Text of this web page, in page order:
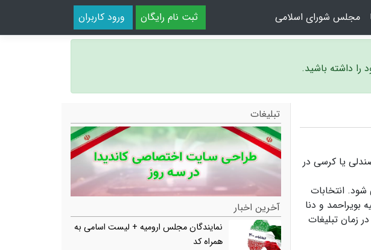
ثبت نام رایگان ورود کاربران مجلس شورای اسلامی
داشته باشید.
بویراحمد و دنا در استان کهگیلویه و بویراحمد واقع شده است. این حوزه دارای 1 صندلی یا کرسی در
شود. انتخابات
بویراحمد و دنا
زمان تبلیغات
تبلیغات
آخرین اخبار
نمایندگان مجلس ارومیه + لیست اسامی به
همراه کد